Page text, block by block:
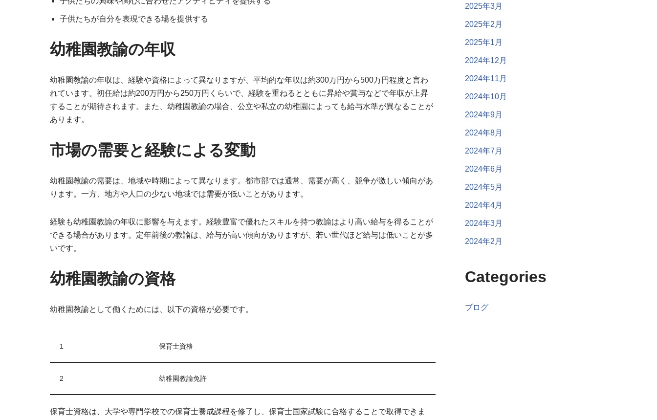
子供たちが自分を表現できる場を提供する
幼稚園教諭の年収
幼稚園教諭の年収は、経験や資格によって異なりますが、平均的な年収は約300万円から500万円程度と言わ
れています。初任給は約200万円から250万円くらいで、経験を重ねるとともに昇給や賞与などで年収が上昇
することが期待されます。また、幼稚園教諭の場合、公立や私立の幼稚園によっても給与水準が異なることが
あります。
市場の需要と経験による変動
幼稚園教諭の需要は、地域や時期によって異なります。都市部では通常、需要が高く、競争が激しい傾向があ
ります。一方、地方や人口の少ない地域では需要が低いことがあります。
経験も幼稚園教諭の年収に影響を与えます。経験豊富で優れたスキルを持つ教諭はより高い給与を得ることが
できる場合があります。定年前後の教諭は、給与が高い傾向がありますが、若い世代ほど給与は低いことが多
いです。
幼稚園教諭の資格
幼稚園教諭として働くためには、以下の資格が必要です。
1 保育士資格
2 幼稚園教諭免許
保育士資格は、大学や専門学校での保育士養成課程を修了し、保育士国家試験に合格することで取得できま
2025年3月
2025年2月
2025年1月
2024年12月
2024年11月
2024年10月
2024年9月
2024年8月
2024年7月
2024年6月
2024年5月
2024年4月
2024年3月
2024年2月
Categories
ブログ